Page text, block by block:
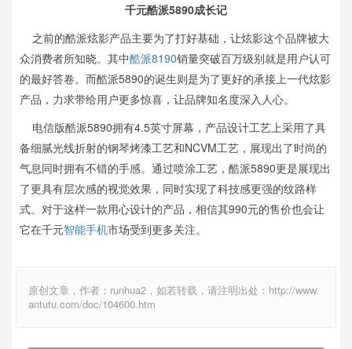
千元酷派5890成长记
之前的酷派炫影产品主要为了打好基础，让炫影这个品牌被大
众消费者所知晓。其中酷派8190销量突破百万级别就是用户认可
的最好答卷。而酷派5890的诞生则是为了更好的承接上一代炫影
产品，力求带给用户更多惊喜，让品牌知名度深入人心。
电信版酷派5890拥有4.5英寸屏幕，产品设计工艺上采用了具
备细腻光线折射的钢琴烤漆工艺和NCVM工艺，展现出了时尚的
气息同时拥有不错的手感。通过喷涂工艺，酷派5890更是展现出
了更具有层次感的视觉效果，同时实现了科技感更强的纹路样
式。对于这样一款用心设计的产品，相信其990元的售价也会让
它在千元智能手机市场受到更多关注。
原创文章，作者：runhua2，如若转载，请注明出处：http://www.
antutu.com/doc/104600.htm